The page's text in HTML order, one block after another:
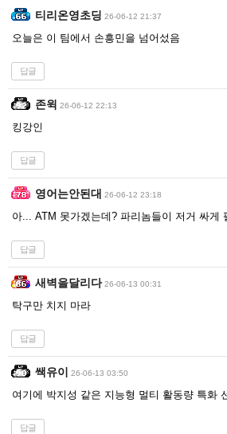
티리온영초딩 26-06-12 21:37
오늘은 이 팀에서 손흥민을 넘어섰음
답글
존윅 26-06-12 22:13
킹강인
답글
영어는안된대 26-06-12 23:18
아... ATM 못가겠는데? 파리놈들이 저거 싸게
답글
새벽을달리다 26-06-13 00:31
탁구만 치지 마라
답글
쌕유이 26-06-13 03:50
여기에 박지성 같은 지능형 멀티 활동량 특화
답글